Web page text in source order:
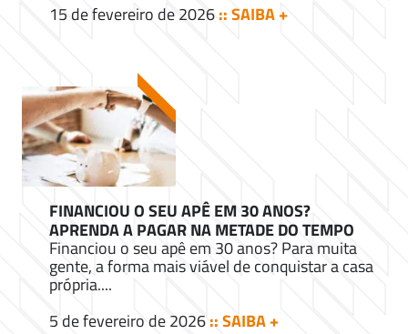
15 de fevereiro de 2026:: SAIBA +
FINANCIOU O SEU APÊ EM 30 ANOS?
APRENDA A PAGAR NA METADE DO TEMPO
Financiou o seu apê em 30 anos? Para muita
gente, a forma mais viável de conquistar a casa
própria....
5 de fevereiro de 2026:: SAIBA +